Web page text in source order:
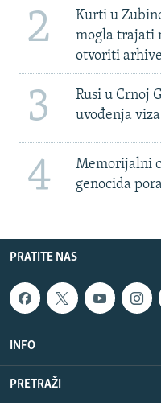
2
Kurti u
mogla trajati
otvoriti arhive
3
Rusi u Crnoj
uvođenja viza
4
Memorijalni
genocida
PRATITE NAS
INFO
PRETRAŽI